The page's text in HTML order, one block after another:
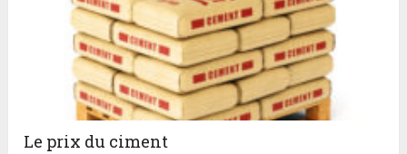
Le prix du ciment